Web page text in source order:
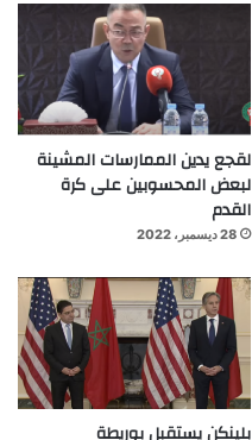
لقجع يدين الممارسات المشينة
لبعض المحسوبين على كرة
القدم
28 ديسمبر، 2022